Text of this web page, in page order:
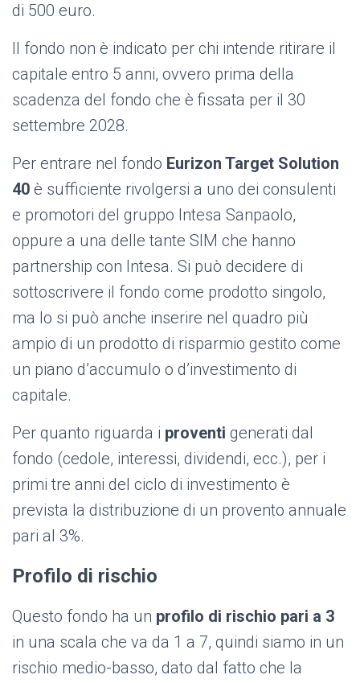
di 500 euro.
Il fondo non è indicato per chi intende ritirare il
capitale entro 5 anni, ovvero prima della
scadenza del fondo che è fissata per il 30
settembre 2028.
Per entrare nel fondo Eurizon Target Solution
40 è sufficiente rivolgersi a uno dei consulenti
e promotori del gruppo Intesa Sanpaolo,
oppure a una delle tante SIM che hanno
partnership con Intesa. Si può decidere di
sottoscrivere il fondo come prodotto singolo,
ma lo si può anche inserire nel quadro più
ampio di un prodotto di risparmio gestito come
un piano d’accumulo o d’investimento di
capitale.
Per quanto riguarda i proventi generati dal
fondo (cedole, interessi, dividendi, ecc.), per i
primi tre anni del ciclo di investimento è
prevista la distribuzione di un provento annuale
pari al 3%.
Profilo di rischio
Questo fondo ha un profilo di rischio pari a 3
in una scala che va da 1 a 7, quindi siamo in un
rischio medio-basso, dato dal fatto che la